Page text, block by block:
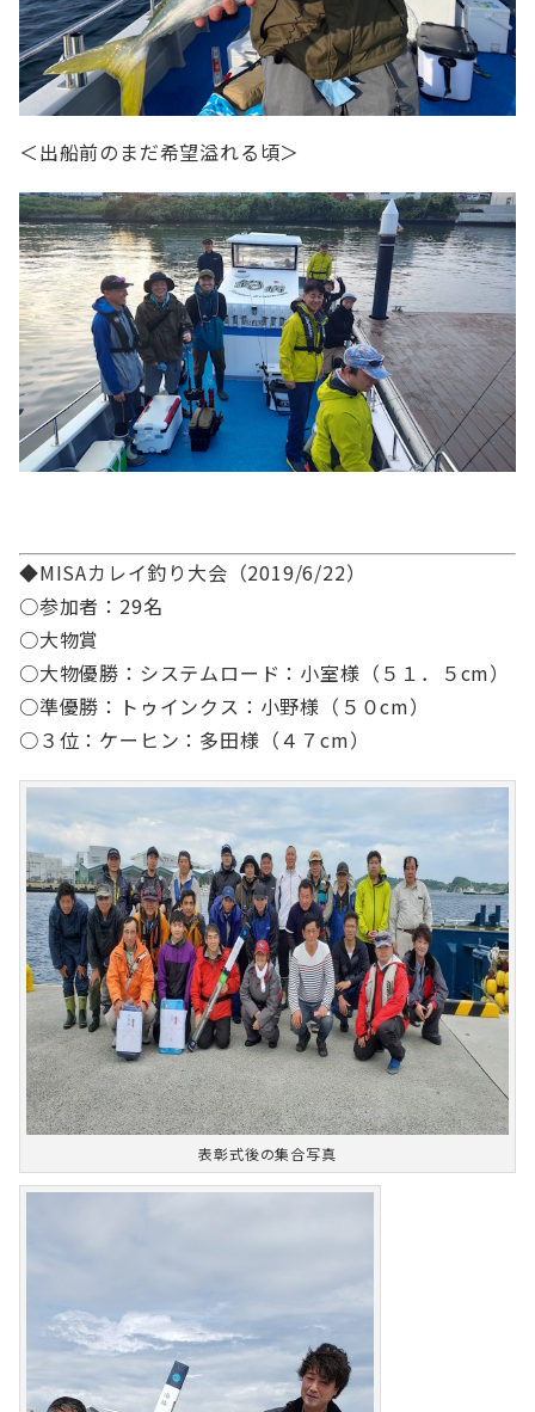
＜出船前のまだ希望溢れる頃＞
◆MISAカレイ釣り大会（2019/6/22）
○参加者：29名
○大物賞
○大物優勝：システムロード：小室様（５１．５cm）
○準優勝：トゥインクス：小野様（５０cm）
○３位：ケーヒン：多田様（４７cm）
表彰式後の集合写真